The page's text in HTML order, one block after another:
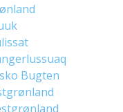
Bugten